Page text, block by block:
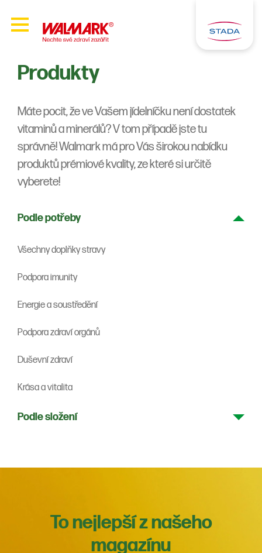
Produkty
Máte pocit, že ve Vašem jídelníčku není dostatek
vitaminů a minerálů? V tom případě jste tu
správně! Walmark má pro Vás širokou nabídku
produktů prémiové kvality, ze které si určitě
vyberete!
Podle potřeby
Všechny doplňky stravy
Podpora imunity
Energie a soustředění
Podpora zdraví orgánů
Duševní zdraví
Krása a vitalita
Podle složení
To nejlepší z našeho
magazínu